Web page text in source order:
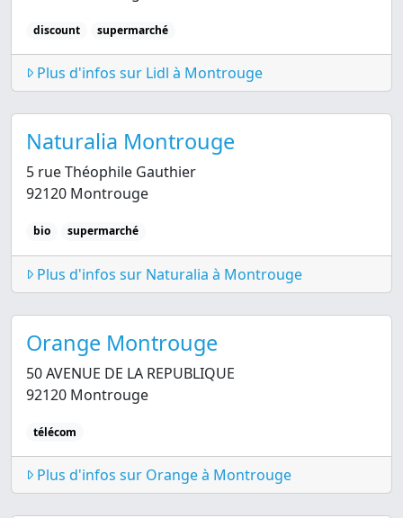
discount supermarché
Plus d'infos sur Lidl à Montrouge
Naturalia Montrouge
5 rue Théophile Gauthier
92120 Montrouge
bio supermarché
Plus d'infos sur Naturalia à Montrouge
Orange Montrouge
50 AVENUE DE LA REPUBLIQUE
92120 Montrouge
télécom
Plus d'infos sur Orange à Montrouge